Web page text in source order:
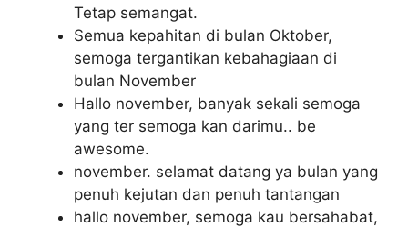
Tetap semangat.
Semua kepahitan di bulan Oktober,
semoga tergantikan kebahagiaan di
bulan November
Hallo november, banyak sekali semoga
yang ter semoga kan darimu.. be
awesome.
november. selamat datang ya bulan yang
penuh kejutan dan penuh tantangan
hallo november, semoga kau bersahabat,